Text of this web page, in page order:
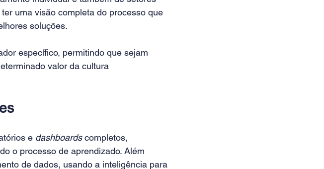
uma visão completa do processo que
soluções.
específico, permitindo que sejam
valor da cultura
e dashboards completos,
o processo de aprendizado. Além
de dados, usando a inteligência para